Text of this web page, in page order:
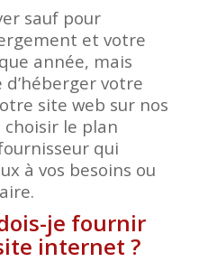
sauf pour
et votre
année, mais
d’héberger votre
site web sur nos
choisir le plan
qui
à vos besoins ou
je fournir
internet ?